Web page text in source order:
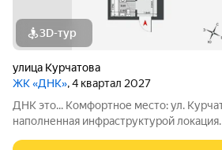
3D-тур
улица Курчатова
ЖК «ДНК», 4 квартал 2027
ДНК это... Комфортное место: ул. Курчатова освоенная,
наполненная инфраструктурой локация. Комфортная взору